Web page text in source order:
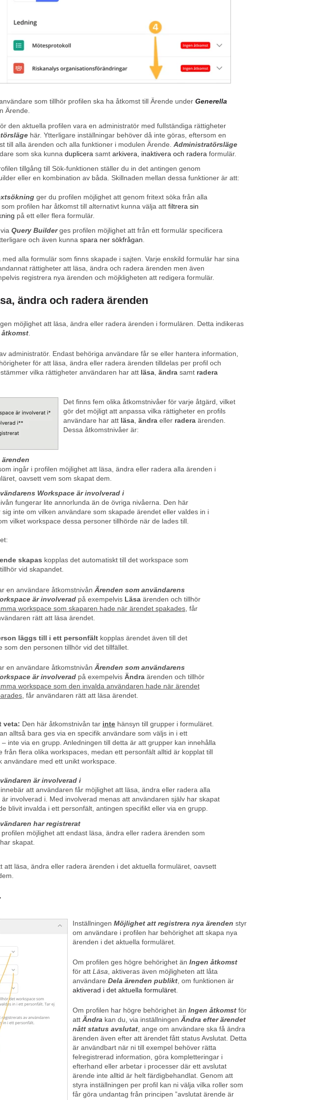
som tillhör profilen ska ha åtkomst till Ärende under Generella
Ärende.
den aktuella profilen vara en administratör med fullständiga rättigheter
här. Ytterligare inställningar behöver då inte göras, eftersom en
till alla ärenden och alla funktioner i modulen Ärende. Administratörsläge
som ska kunna duplicera samt arkivera, inaktivera och radera formulär.
tillgång till Sök-funktionen ställer du in det antingen genom
eller en kombination av båda. Skillnaden mellan dessa funktioner är att:
ger du profilen möjlighet att genom fritext söka från alla
profilen har åtkomst till alternativt kunna välja att filtrera sin
på ett eller flera formulär.
Query Builderges profilen möjlighet att från ett formulär specificera
och även kunna spara ner sökfrågan
alla formulär som finns skapade i sajten. Varje enskild formulär har sina
rättigheter att läsa, ändra och radera ärenden men även
registrera nya ärenden och möjkligheten att redigera formulär.
ändra och radera ärenden
möjlighet att läsa, ändra eller radera ärenden i formulären. Detta indikeras
.
administratör. Endast behöriga användare får se eller hantera information,
för att läsa, ändra eller radera ärenden tilldelas per profil och
vilka rättigheter användaren har att läsa, ändrasamt radera
Det finns fem olika åtkomstnivåer för varje åtgärd, vilket
gör det möjligt att anpassa vilka rättigheter en profils
användare har att läsa, ändraeller raderaärenden.
Dessa åtkomstnivåer är:
ingår i profilen möjlighet att läsa, ändra eller radera alla ärenden i
oavsett vem som skapat dem.
Workspace är involverad i
fungerar lite annorlunda än de övriga nivåerna. Den här
inte om vilken användare som skapade ärendet eller valdes in i
vilket workspace dessa personer tillhörde när de lades till.
skapas kopplas det automatiskt till det workspace som
vid skapandet.
en användare åtkomstnivån Ärenden som användarens
är involverad på exempelvis Läsaärenden och tillhör
workspace som skaparen hade när ärendet spakades, får
rätt att läsa ärendet.
läggs till i ett personfältkopplas ärendet även till det
som den personen tillhör vid det tillfället.
en användare åtkomstnivån Ärenden som användarens
är involverad på exempelvis Ändraärenden och tillhör
workspace som den invalda användaren hade när ärendet
, får användaren rätt att läsa ärendet.
veta: Den här åtkomstnivån tar intehänsyn till grupper i formuläret.
alltså bara ges via en specifik användare som väljs in i ett
– inte via en grupp. Anledningen till detta är att grupper kan innehålla
från flera olika workspaces, medan ett personfält alltid är kopplat till
användare med ett unikt workspace.
är involverad i
att användaren får möjlighet att läsa, ändra eller radera alla
involverad i. Med involverad menas att användaren själv har skapat
blivit invalda i ett personfält, antingen specifikt eller via en grupp.
har registrerat
möjlighet att endast läsa, ändra eller radera ärenden som
skapat.
att läsa, ändra eller radera ärenden i det aktuella formuläret, oavsett
Inställningen Möjlighet att registrera nya ärenden styr
om användare i profilen har behörighet att skapa nya
ärenden i det aktuella formuläret.
Om profilen ges högre behörighet än Ingen åtkomst
för att Läsa , aktiveras även möjligheten att låta
användare Dela ärenden publikt, om funktionen är
aktiverad i det aktuella formuläret.
Om profilen har högre behörighet än Ingen åtkomstför
att Ändrakan du, via inställningen Ändra efter ärendet
nått status avslutat, ange om användare ska få ändra
ärenden även efter att ärendet fått status Avslutat. Detta
är användbart när ni till exempel behöver rätta
felregistrerad information, göra kompletteringar i
efterhand eller arbetar i processer där ett avslutat
ärende inte alltid är helt färdigbehandlat. Genom att
styra inställningen per profil kan ni välja vilka roller som
får göra undantag från principen ”avslutat ärende är